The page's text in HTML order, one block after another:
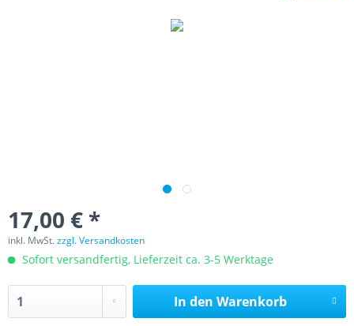
17,00 € *
inkl. MwSt.zzgl. Versandkosten
Sofort versandfertig, Lieferzeit ca. 3-5 Werktage
In den Warenkorb